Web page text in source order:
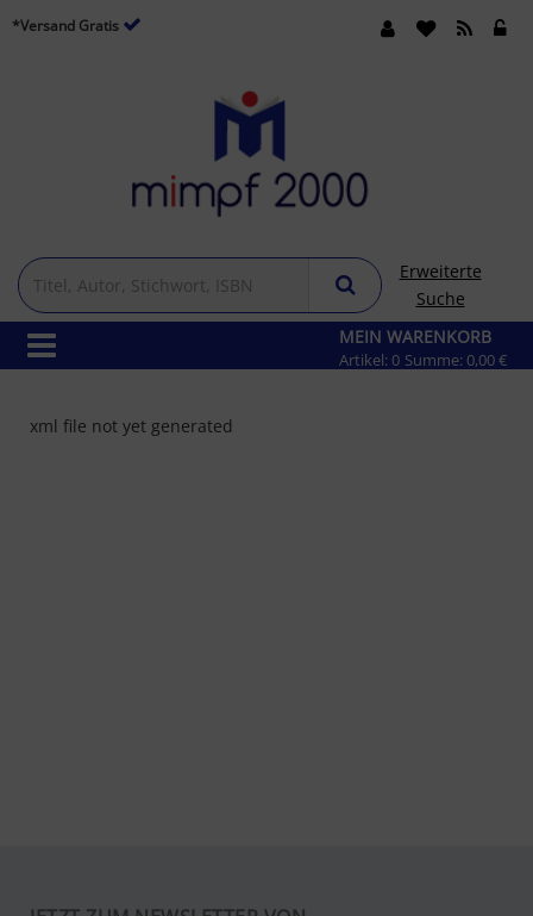
*Versand Gratis
Erweiterte
Suche
MEIN WARENKORB
Artikel: 0 Summe: 0,00 €
xml file not yet generated